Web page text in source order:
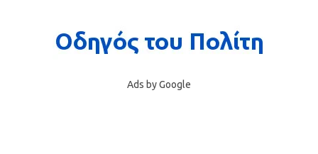
Ads by Google